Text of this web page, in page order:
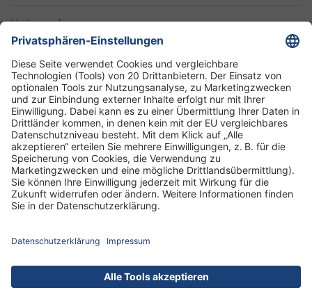
Unternehmen
Informationen
Standorte
DRK-Schwesternschaft Berlin
Impressum
Hausordnung